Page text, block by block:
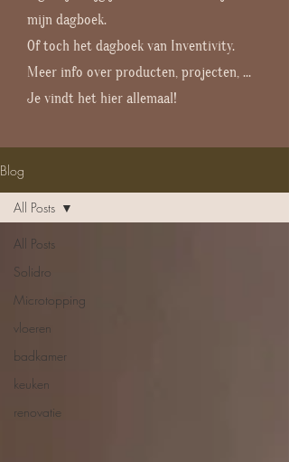
mijn dagboek.
Of toch het dagboek van Inventivity.
Meer info over producten, projecten, ...
Je vindt het hier allemaal!
Blog
All Posts
Solidro
Microtopping
vloeren
badkamer
keuken
renovatie
All Posts